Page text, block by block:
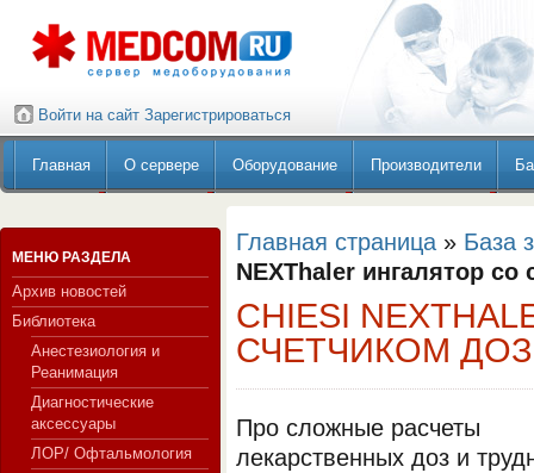
Войти на сайт Зарегистрироваться
Главная О сервере Оборудование Производители
МЕНЮ РАЗДЕЛА
Архив новостей
Библиотека
Анестезиология и
Реанимация
Диагностические
аксессуары
ЛОР/ Офтальмология
Главная страница » База
NEXThaler ингалятор со
CHIESI
СЧЕТЧИКОМ ДОЗ
Про сложные расчеты
лекарственных доз и